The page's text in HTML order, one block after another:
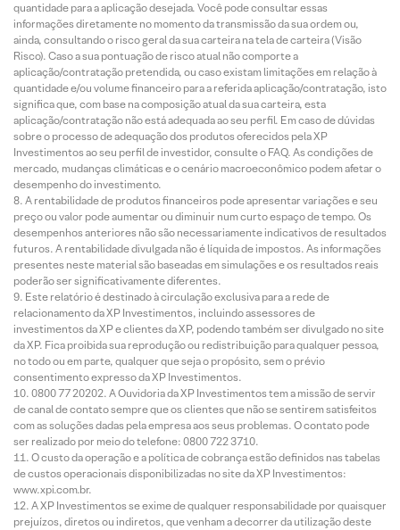
quantidade para a aplicação desejada. Você pode consultar essas
informações diretamente no momento da transmissão da sua ordem ou,
ainda, consultando o risco geral da sua carteira na tela de carteira (Visão
Risco). Caso a sua pontuação de risco atual não comporte a
aplicação/contratação pretendida, ou caso existam limitações em relação à
quantidade e/ou volume financeiro para a referida aplicação/contratação, isto
significa que, com base na composição atual da sua carteira, esta
aplicação/contratação não está adequada ao seu perfil. Em caso de dúvidas
sobre o processo de adequação dos produtos oferecidos pela XP
Investimentos ao seu perfil de investidor, consulte o FAQ. As condições de
mercado, mudanças climáticas e o cenário macroeconômico podem afetar o
desempenho do investimento.
A rentabilidade de produtos financeiros pode apresentar variações e seu
preço ou valor pode aumentar ou diminuir num curto espaço de tempo. Os
desempenhos anteriores não são necessariamente indicativos de resultados
futuros. A rentabilidade divulgada não é líquida de impostos. As informações
presentes neste material são baseadas em simulações e os resultados reais
poderão ser significativamente diferentes.
Este relatório é destinado à circulação exclusiva para a rede de
relacionamento da XP Investimentos, incluindo assessores de
investimentos da XP e clientes da XP, podendo também ser divulgado no site
da XP. Fica proibida sua reprodução ou redistribuição para qualquer pessoa,
no todo ou em parte, qualquer que seja o propósito, sem o prévio
consentimento expresso da XP Investimentos.
0800 77 20202. A Ouvidoria da XP Investimentos tem a missão de servir
de canal de contato sempre que os clientes que não se sentirem satisfeitos
com as soluções dadas pela empresa aos seus problemas. O contato pode
ser realizado por meio do telefone: 0800 722 3710.
O custo da operação e a política de cobrança estão definidos nas tabelas
de custos operacionais disponibilizadas no site da XP Investimentos:
www.xpi.com.br.
A XP Investimentos se exime de qualquer responsabilidade por quaisquer
prejuízos, diretos ou indiretos, que venham a decorrer da utilização deste